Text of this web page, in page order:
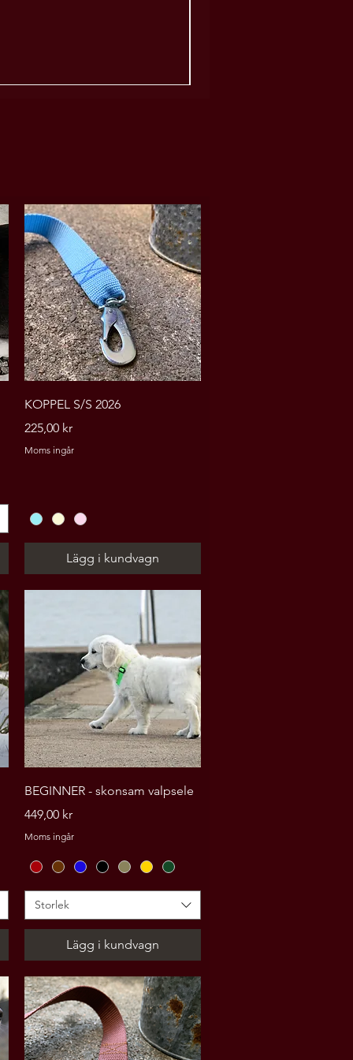
Snabbvisning
KOPPEL S/S 2026
Pris
225,00 kr
Moms ingår
Lägg i kundvagn
Snabbvisning
BEGINNER - skonsam valpsele
Pris
449,00 kr
Moms ingår
Storlek
Lägg i kundvagn